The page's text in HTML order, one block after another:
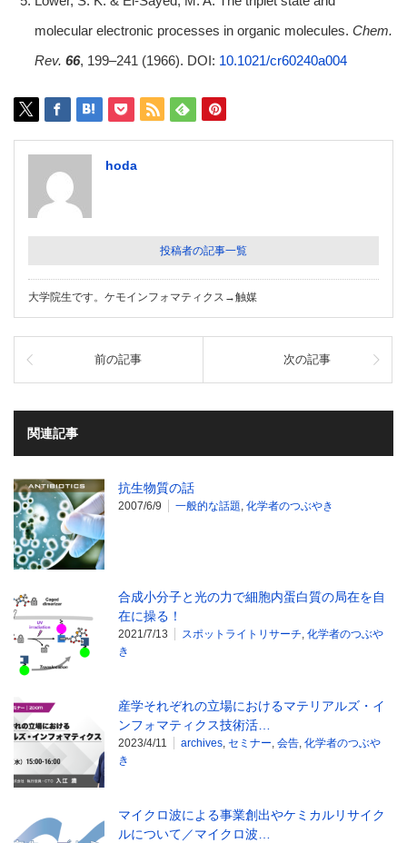
molecular electronic processes in organic molecules. Chem.
Rev. 66, 199–241 (1966). DOI: 10.1021/cr60240a004
hoda
投稿者の記事一覧
大学院生です。ケモインフォマティクス→触媒
前の記事 次の記事
関連記事
抗生物質の話
2007/6/9 一般的な話題, 化学者のつぶやき
合成小分子と光の力で細胞内蛋白質の局在を自
在に操る！
2021/7/13 スポットライトリサーチ, 化学者のつぶや
き
産学それぞれの立場におけるマテリアルズ・イ
ンフォマティクス技術活…
2023/4/11 archives, セミナー, 会告, 化学者のつぶや
き
マイクロ波による事業創出やケミカルリサイク
ルについて／マイクロ波…